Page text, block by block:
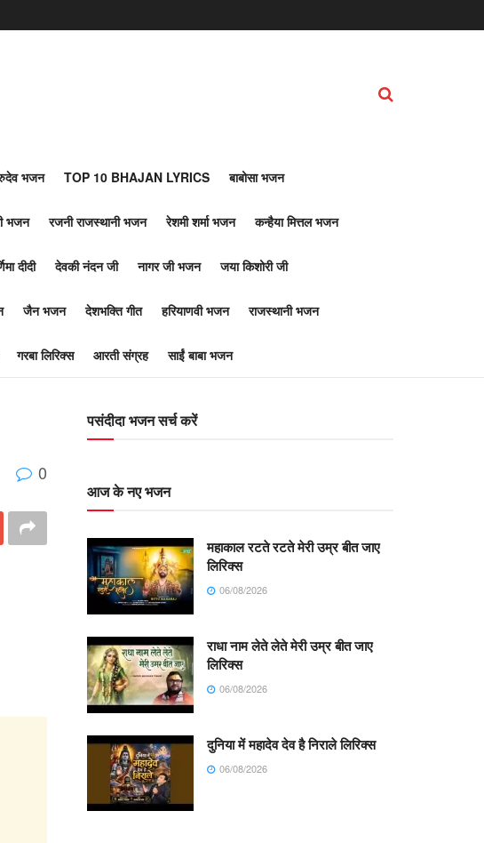
भजन TOP 10 BHAJAN LYRICS बाबोसा भजन
भजन रजनी राजस्थानी भजन रेशमी शर्मा भजन कन्हैया मित्तल भजन
दीदी देवकी नंदन जी नागर जी भजन जया किशोरी जी
जैन भजन देशभक्ति गीत हरियाणवी भजन राजस्थानी भजन
गरबा लिरिक्स आरती संग्रह साईं बाबा भजन
0
पसंदीदा भजन सर्च करें
आज के नए भजन
महाकाल रटते रटते मेरी उम्र बीत जाए
लिरिक्स
06/08/2026
राधा नाम लेते लेते मेरी उम्र बीत जाए
लिरिक्स
06/08/2026
दुनिया में महादेव देव है निराले लिरिक्स
06/08/2026